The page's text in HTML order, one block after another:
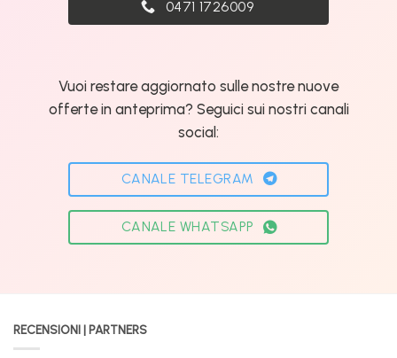
0471 1726009
Vuoi restare aggiornato sulle nostre nuove
offerte in anteprima? Seguici sui nostri canali
social:
CANALE TELEGRAM
CANALE WHATSAPP
RECENSIONI | PARTNERS